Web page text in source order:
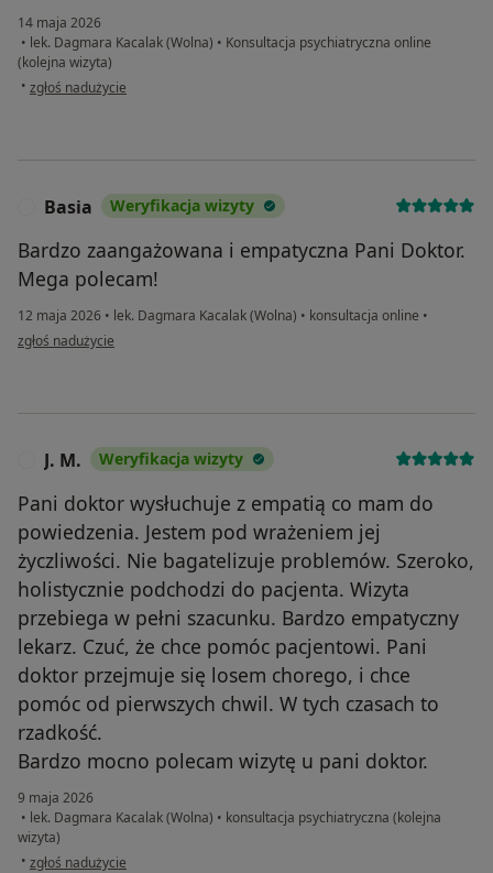
14 maja 2026
• lek. Dagmara Kacalak (Wolna) • Konsultacja psychiatryczna online
(kolejna wizyta)
• w opinii użytkownika ZM
zgłoś nadużycie
Basia Weryfikacja wizyty
Bardzo zaangażowana i empatyczna Pani Doktor.
Mega polecam!
12 maja 2026 • lek. Dagmara Kacalak (Wolna) • konsultacja online •
w opinii użytkownika Basia
zgłoś nadużycie
J. M. Weryfikacja wizyty
Pani doktor wysłuchuje z empatią co mam do
powiedzenia. Jestem pod wrażeniem jej
życzliwości. Nie bagatelizuje problemów. Szeroko,
holistycznie podchodzi do pacjenta. Wizyta
przebiega w pełni szacunku. Bardzo empatyczny
lekarz. Czuć, że chce pomóc pacjentowi. Pani
doktor przejmuje się losem chorego, i chce
pomóc od pierwszych chwil. W tych czasach to
rzadkość.
Bardzo mocno polecam wizytę u pani doktor.
9 maja 2026
• lek. Dagmara Kacalak (Wolna) • konsultacja psychiatryczna (kolejna
wizyta)
• w opinii użytkownika J. M.
zgłoś nadużycie